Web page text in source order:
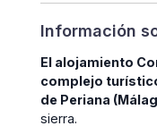
Información
El alojamiento
complejo
de Periana
sierra.